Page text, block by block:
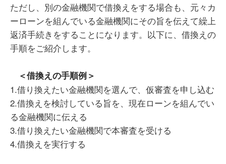
ただし、別の金融機関で借換えをする場合も、元々カ
ーローンを組んでいる金融機関にその旨を伝えて繰上
返済手続きをすることになります。以下に、借換えの
手順をご紹介します。
＜借換えの手順例＞
1.借り換えたい金融機関を選んで、仮審査を申し込む
2.借換えを検討している旨を、現在ローンを組んでい
る金融機関に伝える
3.借り換えたい金融機関で本審査を受ける
4.借換えを実行する